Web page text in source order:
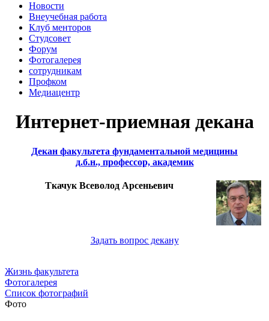
Новости
Внеучебная работа
Клуб менторов
Студсовет
Форум
Фотогалерея
сотрудникам
Профком
Медиацентр
Интернет-приемная декана
Декан факультета фундаментальной медицины
д.б.н., профессор, академик
Ткачук Всеволод Арсеньевич
Задать вопрос декану
Жизнь факультета
Фотогалерея
Список фотографий
Фото